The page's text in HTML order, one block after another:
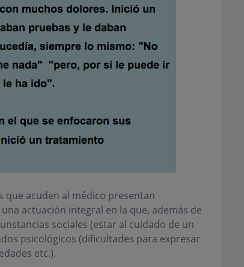
que acuden al médico presentan
actuación integral en la que, además de
sociales (estar al cuidado de un
psicológicos (dificultades para expresar
etc.).